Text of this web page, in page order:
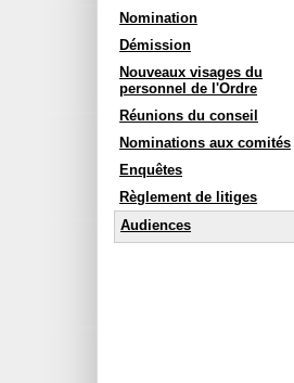
Nomination
Démission
Nouveaux visages du
personnel de l'Ordre
Réunions du conseil
Nominations aux comités
Enquêtes
Règlement de litiges
Audiences